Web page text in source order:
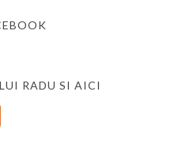
RADU SI AICI